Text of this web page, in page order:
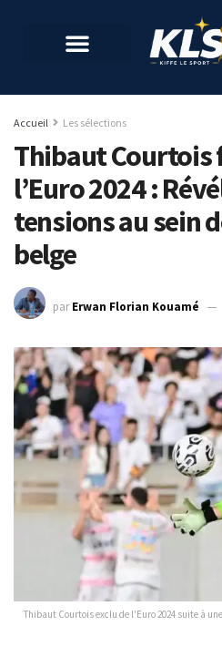
Accueil Les sélections
Thibaut
l’Euro 2024 :
tensions au sein
belge
par Erwan Florian Kouamé
Thibaut Courtois exclu de l'Euro 2024 suite à